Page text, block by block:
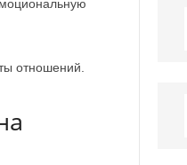
отношений.